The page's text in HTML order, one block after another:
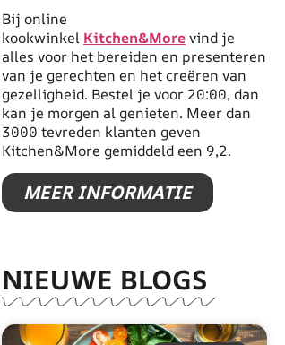
Bij online
kookwinkel Kitchen&Morevind je
alles voor het bereiden en presenteren
van je gerechten en het creëren van
gezelligheid. Bestel je voor 20:00, dan
kan je morgen al genieten. Meer dan
3000 tevreden klanten geven
Kitchen&More gemiddeld een 9,2.
MEER INFORMATIE
NIEUWE BLOGS